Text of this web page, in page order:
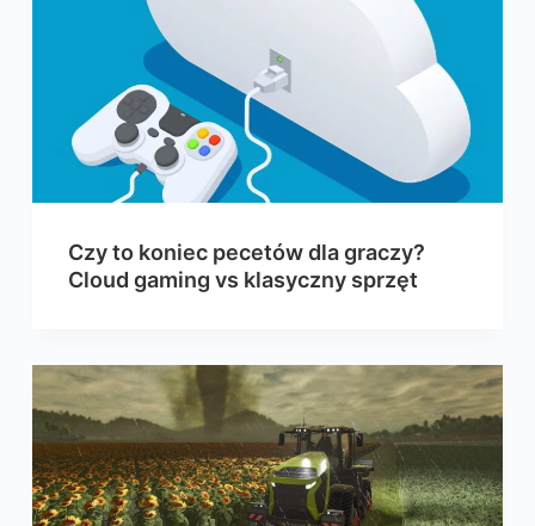
Czy to koniec pecetów dla graczy?
Cloud gaming vs klasyczny sprzęt